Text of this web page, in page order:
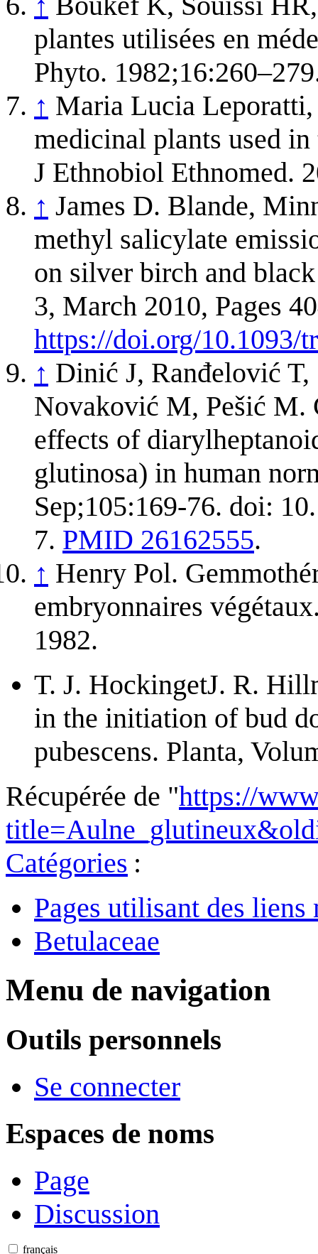
plantes utilisées en
Phyto.
↑ Maria Lucia
medicinal plants used
J Ethnobiol Ethnomed.
↑ James D. Blande,
methyl salicylate
on silver birch and
3, March 2010, Pages
https://doi.org/10.1093/
↑ Dinić J, Ranđelović
Novaković M, Pešić M.
effects of
glutinosa) in human
Sep;105:169-76. doi:
7. PMID 26162555.
↑ Henry Pol.
embryonnaires
1982.
T. J. HockingetJ. R.
in the initiation of bud
pubescens. Planta,
Récupérée de "https://
Catégories :
Pages utilisant des
Betulaceae
Menu de navigation
Outils personnels
Se connecter
Espaces de noms
Page
Discussion
français